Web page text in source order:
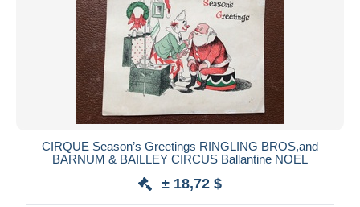
CIRQUE Season’s Greetings RINGLING BROS,and
BARNUM & BAILLEY CIRCUS Ballantine NOEL
± 18,72 $